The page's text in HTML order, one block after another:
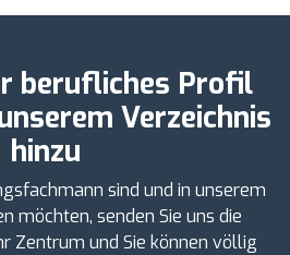
berufliches Profil
Verzeichnis
hinzu
sind und in unserem
möchten, senden Sie uns die
Zentrum und Sie können völlig